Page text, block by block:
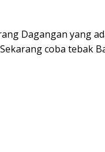
Dagangan yang
coba tebak